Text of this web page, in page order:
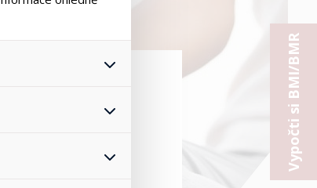
Vypočti si BMI/BMR
cookies. Pro
zjistit